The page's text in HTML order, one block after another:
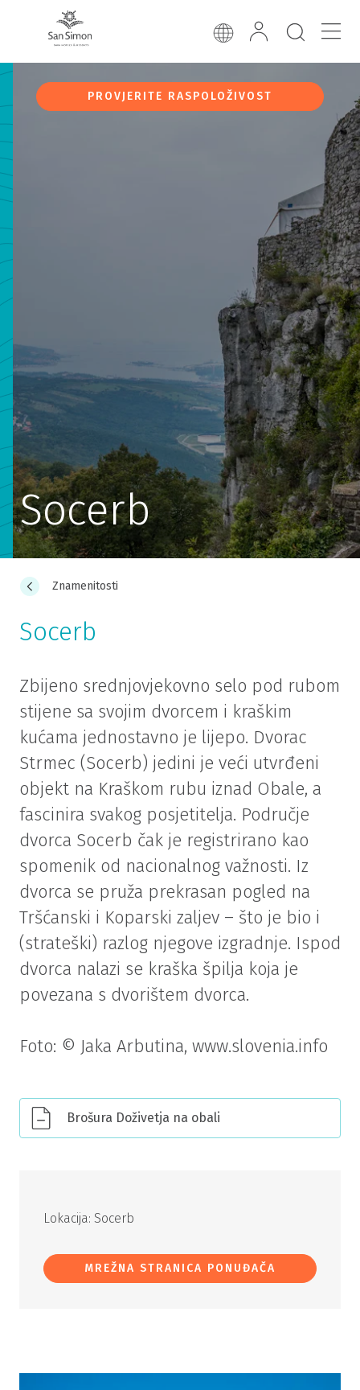
PROVJERITE RASPOLOŽIVOST
Socerb
Znamenitosti
Socerb
Zbijeno srednjovjekovno selo pod rubom
stijene sa svojim dvorcem i kraškim
kućama jednostavno je lijepo. Dvorac
Strmec (Socerb) jedini je veći utvrđeni
objekt na Kraškom rubu iznad Obale, a
fascinira svakog posjetitelja. Područje
dvorca Socerb čak je registrirano kao
spomenik od nacionalnog važnosti. Iz
dvorca se pruža prekrasan pogled na
Tršćanski i Koparski zaljev – što je bio i
(strateški) razlog njegove izgradnje. Ispod
dvorca nalazi se kraška špilja koja je
povezana s dvorištem dvorca.
Foto: © Jaka Arbutina, www.slovenia.info
Brošura Doživetja na obali
Lokacija: Socerb
MREŽNA STRANICA PONUĐAČA